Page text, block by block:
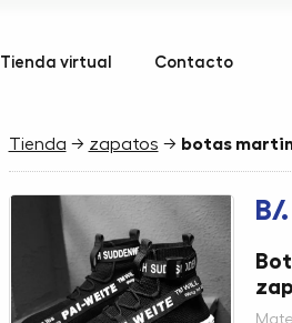
Tienda virtual Contacto
Tienda → zapatos → botas
B/